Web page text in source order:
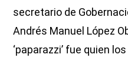
secretario de
Andrés Manuel López
‘paparazzi’ fue quien